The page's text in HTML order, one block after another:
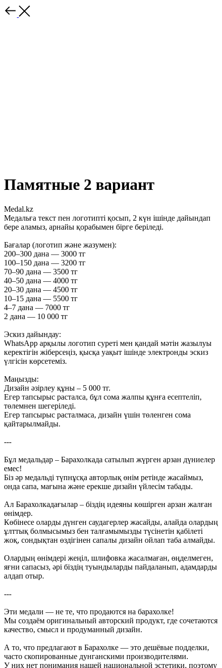
Памятные 2 вариант
Medal.kz
Медальға текст пен логотипті қосып, 2 күн ішінде дайындап
бере аламыз, арнайы қорабымен бірге беріледі.
Бағалар (логотип және жазумен):
200–300 дана — 3000 тг
100–150 дана — 3200 тг
70–90 дана — 3500 тг
40–50 дана — 4000 тг
20–30 дана — 4500 тг
10–15 дана — 5500 тг
4–7 дана — 7000 тг
2 дана — 10 000 тг
Эскиз дайындау:
WhatsApp арқылы логотип суреті мен қандай мәтін жазылуы
керектігін жіберсеңіз, қысқа уақыт ішінде электронды эскиз
үлгісін көрсетеміз.
Маңызды:
Дизайн әзірлеу құны – 5 000 тг.
Егер тапсырыс расталса, бұл сома жалпы құнға есептеліп,
төлемнен шегеріледі.
Егер тапсырыс расталмаса, дизайн үшін төленген сома
қайтарылмайды.
---
Бұл медальдар – Барахолкада сатылып жүрген арзан дүниелер
емес!
Біз әр медальді түпнұсқа авторлық өнім ретінде жасаймыз,
онда сапа, мағына және ерекше дизайн үйлесім табады.
Ал Барахолкадағылар – біздің идеяны көшірген арзан жалған
өнімдер.
Көбінесе оларды дүнген саудагерлер жасайды, алайда олардың
ұлттық болмысымыз бен талғамымызды түсінетін қабілеті
жоқ, сондықтан өздігінен сапалы дизайн ойлап таба алмайды.
Олардың өнімдері жеңіл, шлифовка жасалмаған, өңделмеген,
яғни сапасыз, әрі біздің туындыларды пайдаланып, адамдарды
алдап отыр.
---
Эти медали — не те, что продаются на барахолке!
Мы создаём оригинальный авторский продукт, где сочетаются
качество, смысл и продуманный дизайн.
А то, что предлагают в Барахолке — это дешёвые подделки,
часто скопированные дунганскими производителями.
У них нет понимания нашей национальной эстетики, поэтому